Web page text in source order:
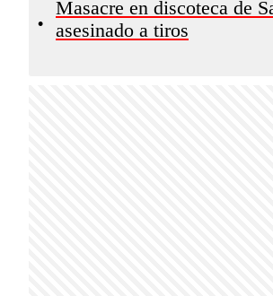
•
Masacre en discoteca de
asesinado a tiros